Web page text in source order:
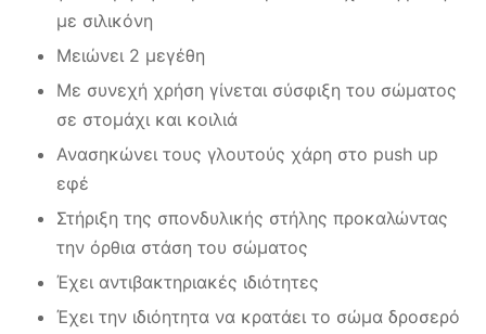
με σιλικόνη
Μειώνει 2 μεγέθη
Με συνεχή χρήση γίνεται σύσφιξη του σώματος
σε στομάχι και κοιλιά
Ανασηκώνει τους γλουτούς χάρη στο push up
εφέ
Στήριξη της σπονδυλικής στήλης προκαλώντας
την όρθια στάση του σώματος
Έχει αντιβακτηριακές ιδιότητες
Έχει την ιδιόητητα να κρατάει το σώμα δροσερό